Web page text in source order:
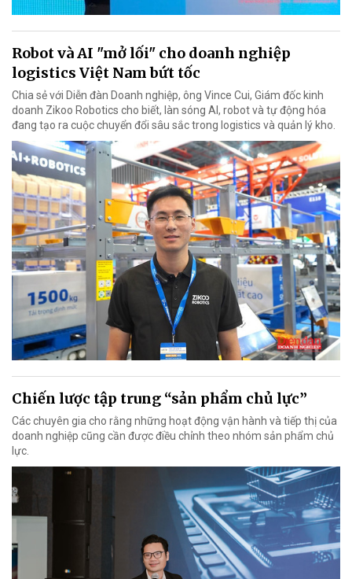
Robot và AI "mở lối" cho doanh nghiệp
logistics Việt Nam bứt tốc
Chia sẻ với Diễn đàn Doanh nghiệp, ông Vince Cui, Giám đốc kinh
doanh Zikoo Robotics cho biết, làn sóng AI, robot và tự động hóa
đang tạo ra cuộc chuyển đổi sâu sắc trong logistics và quản lý kho.
Chiến lược tập trung “sản phẩm chủ lực”
Các chuyên gia cho rằng những hoạt động vận hành và tiếp thị của
doanh nghiệp cũng cần được điều chỉnh theo nhóm sản phẩm chủ
lực.